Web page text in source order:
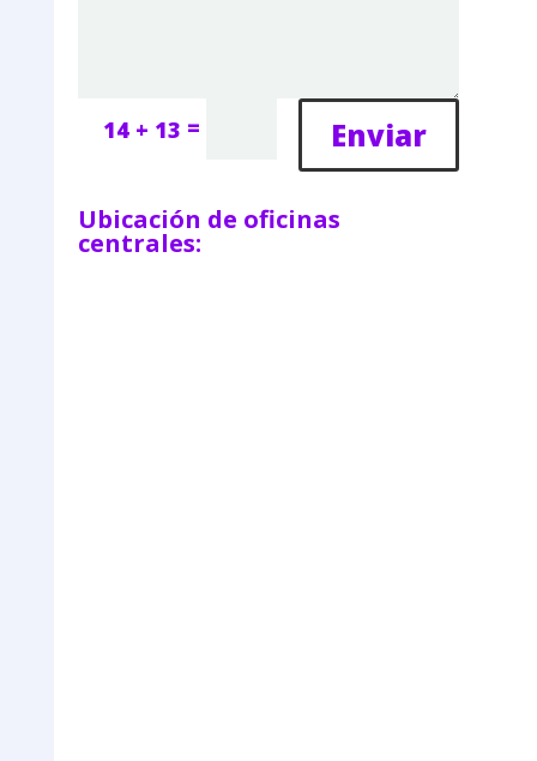
14 + 13 = Enviar
Ubicación de oficinas
centrales: